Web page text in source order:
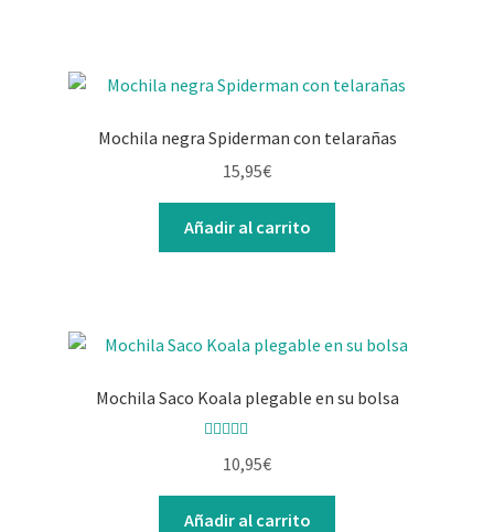
Mochila negra Spiderman con telarañas
15,95€
Añadir al carrito
Mochila Saco Koala plegable en su bolsa
5.00
10,95€
Añadir al carrito